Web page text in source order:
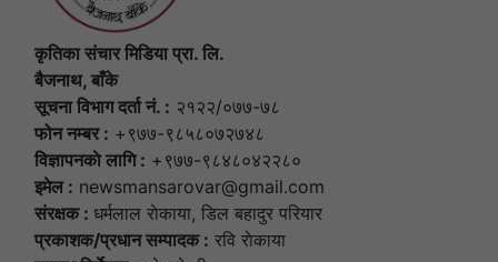
कृतिका संचार मिडिया प्रा. लि.
बैजनाथ, बाँके
सूचना विभाग दर्ता नं. : २१२२/०७७-७८
फोन नम्बर : +९७७-९८५८०७२७४८
विज्ञापनकाे लागि : +९७७-९८४८०४२२८०
इमेल : newsmansarovar@gmail.com
संरक्षक : धर्मलाल राेकाया, डिल बहादुर परियार
प्रकाशक/प्रधान सम्पादक : रवि राेकाया